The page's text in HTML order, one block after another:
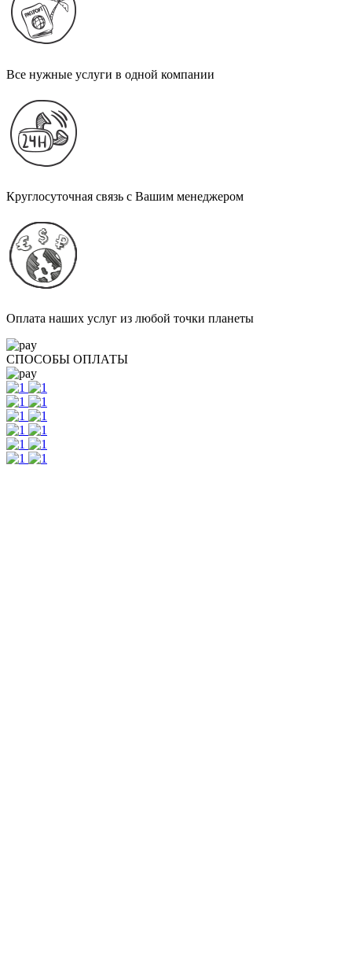
Все нужные услуги в одной компании
Круглосуточная связь с Вашим менеджером
Оплата наших услуг из любой точки планеты
СПОСОБЫ ОПЛАТЫ